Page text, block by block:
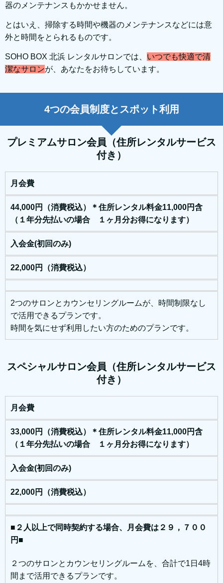
器のメンテナンスもかかせません。
とはいえ、掃除する時間や機器のメンテナンスなどには意
外と時間をとられるものです。
SOHO BOX 北浜 レンタルサロンでは、 いつでも快適で清
潔なサロンが、あなたをお待ちしています。
4つの会員制度とスポット利用
プレミアムサロン会員（住所レンタルサービス
付き）
月会費
44,000円（消費税込）＊住所レンタル料金11,000円含
（１年分先払いの場合 １ヶ月分お得になります）
入会金(初回のみ)
22,000円（消費税込）
2つのサロンとカウンセリングルームが、時間制限なし
で活用できるプランです。
時間を気にせず利用したい方のためのプランです。
スペシャルサロン会員（住所レンタルサービス
付き）
月会費
33,000円（消費税込）＊住所レンタル料金11,000円含
（１年分先払いの場合 １ヶ月分お得になります）
入会金(初回のみ)
22,000円（消費税込）
■２人以上で同時契約する場合、月会費は２９，７００
円■
２つのサロンとカウンセリングルームを、合計で1日4時
間まで活用できるプランです。